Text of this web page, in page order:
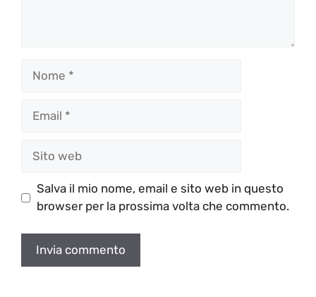
Salva il mio nome, email e sito web in questo
browser per la prossima volta che commento.